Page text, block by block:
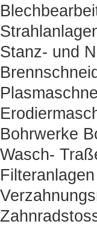
Stanz- und
Bohrwerke
Wasch-
Filteranlagen